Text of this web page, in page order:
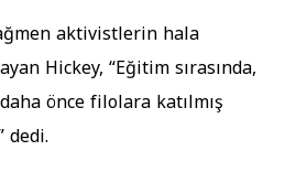
aktivistlerin hala
Hickey, “Eğitim sırasında,
önce filolara katılmış
dedi.